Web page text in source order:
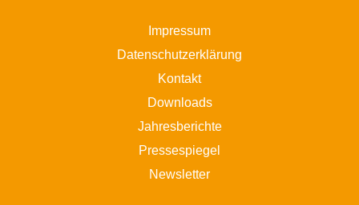
Impressum
Datenschutzerklärung
Kontakt
Downloads
Jahresberichte
Pressespiegel
Newsletter